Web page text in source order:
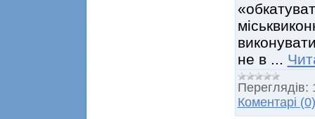
не в ...
Переглядів:
Коментарі (0)